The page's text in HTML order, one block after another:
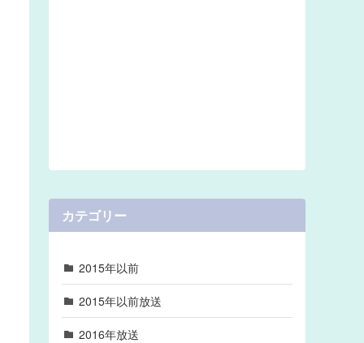
カテゴリー
2015年以前
2015年以前放送
2016年放送